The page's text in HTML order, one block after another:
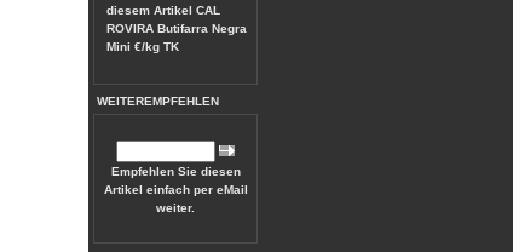
diesem Artikel CAL
ROVIRA Butifarra Negra
Mini €/kg TK
WEITEREMPFEHLEN
Empfehlen Sie diesen
Artikel einfach per eMail
weiter.